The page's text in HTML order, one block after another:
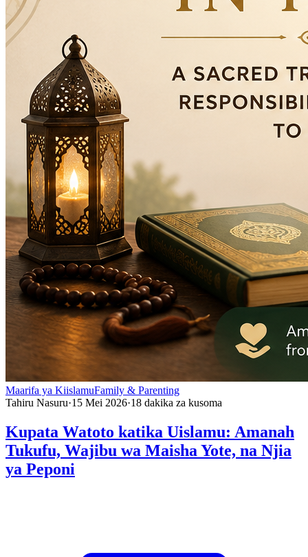
Maarifa ya KiislamuFamily & Parenting
Tahiru Nasuru·15 Mei 2026·18 dakika za kusoma
Kupata Watoto katika Uislamu: Amanah
Tukufu, Wajibu wa Maisha Yote, na Njia
ya Peponi